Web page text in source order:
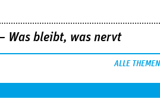
Was bleibt, was nervt
ALLE THEMEN